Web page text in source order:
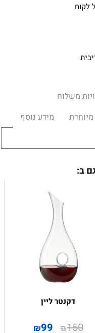
לקוח
משלוח
מידע נוסף
ב:
דקנטר ליין
₪150
₪99